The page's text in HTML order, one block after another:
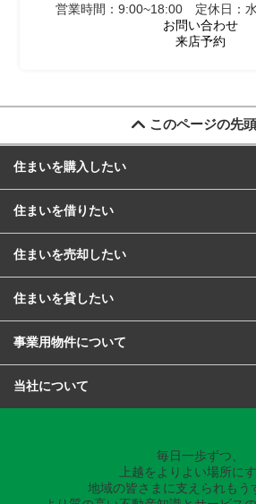
営業時間：9:00~18:00 定休日：
お問い合わせ
来店予約
このページの先
住まいを購入したい
住まいを借りたい
住まいを売却したい
住まいを貸したい
事業用物件について
当社について
毎日一歩ずつ、
上越をよりよい場所にす
地域の皆さまに支えられもう